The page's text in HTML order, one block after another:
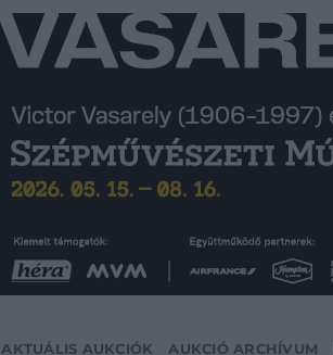
AKTUÁLIS AUKCIÓK AUKCIÓ ARCHÍVUM